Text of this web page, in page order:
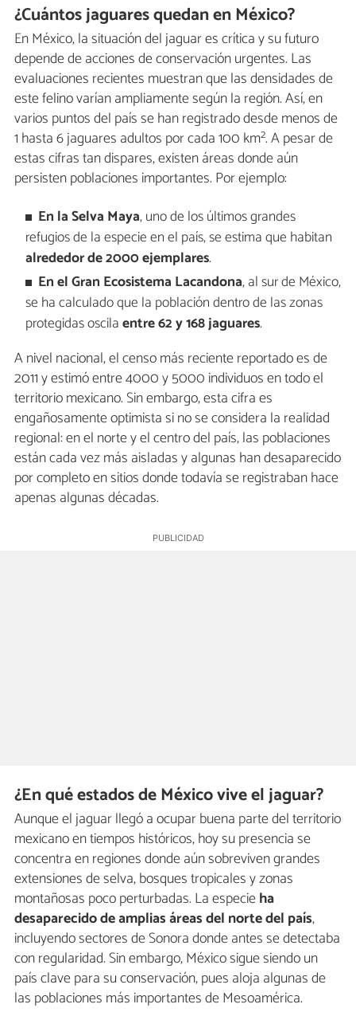
¿Cuántos jaguares quedan en México?
En México, la situación del jaguar es crítica y su futuro
depende de acciones de conservación urgentes. Las
evaluaciones recientes muestran que las densidades de
este felino varían ampliamente según la región. Así, en
varios puntos del país se han registrado desde menos de
1 hasta 6 jaguares adultos por cada 100 km². A pesar de
estas cifras tan dispares, existen áreas donde aún
persisten poblaciones importantes. Por ejemplo:
En la Selva Maya, uno de los últimos grandes
refugios de la especie en el país, se estima que habitan
alrededor de 2000 ejemplares.
En el Gran Ecosistema Lacandona, al sur de México,
se ha calculado que la población dentro de las zonas
protegidas oscilaentre 62 y 168 jaguares.
A nivel nacional, el censo más reciente reportado es de
2011 y estimó entre 4000 y 5000 individuos en todo el
territorio mexicano. Sin embargo, esta cifra es
engañosamente optimista si no se considera la realidad
regional: en el norte y el centro del país, las poblaciones
están cada vez más aisladas y algunas han desaparecido
por completo en sitios donde todavía se registraban hace
apenas algunas décadas.
¿En qué estados de México vive el jaguar?
Aunque el jaguar llegó a ocupar buena parte del territorio
mexicano en tiempos históricos, hoy su presencia se
concentra en regiones donde aún sobreviven grandes
extensiones de selva, bosques tropicales y zonas
montañosas poco perturbadas. La especieha
desaparecido de amplias áreas del norte del país,
incluyendo sectores de Sonora donde antes se detectaba
con regularidad. Sin embargo, México sigue siendo un
país clave para su conservación, pues aloja algunas de
las poblaciones más importantes de Mesoamérica.